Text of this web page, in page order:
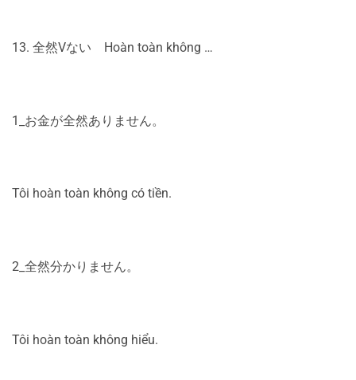
13. 全然Vない Hoàn toàn không …
1_お金が全然ありません。
Tôi hoàn toàn không có tiền.
2_全然分かりません。
Tôi hoàn toàn không hiểu.